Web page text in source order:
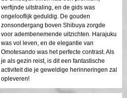
verfijnde uitstraling, en de gids was
ongelooflijk geduldig. De gouden
zonsondergang boven Shibuya zorgde
voor adembenemende uitzichten. Harajuku
was vol leven, en de elegantie van
Omotesando was het perfecte contrast. Als
je als gezin reist, is dit een fantastische
activiteit die je geweldige herinneringen zal
opleveren!